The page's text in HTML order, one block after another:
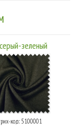
зеленый
код: 5100001